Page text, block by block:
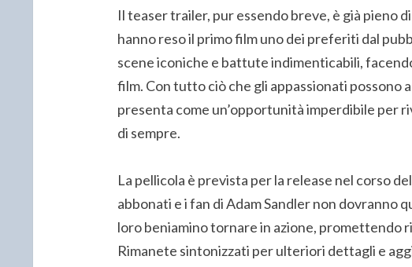
Il teaser trailer, pur essendo breve, è già pieno
hanno reso il primo film uno dei preferiti dal
scene iconiche e battute indimenticabili,
film. Con tutto ciò che gli appassionati possono
presenta come un’opportunità imperdibile per
di sempre.
La pellicola è prevista per la release nel corso del
abbonati e i fan di Adam Sandler non dovranno
loro beniamino tornare in azione,
Rimanete sintonizzati per ulteriori dettagli e